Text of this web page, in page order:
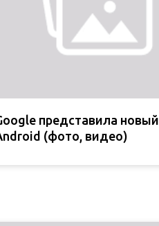
представила новый
(фото, видео)